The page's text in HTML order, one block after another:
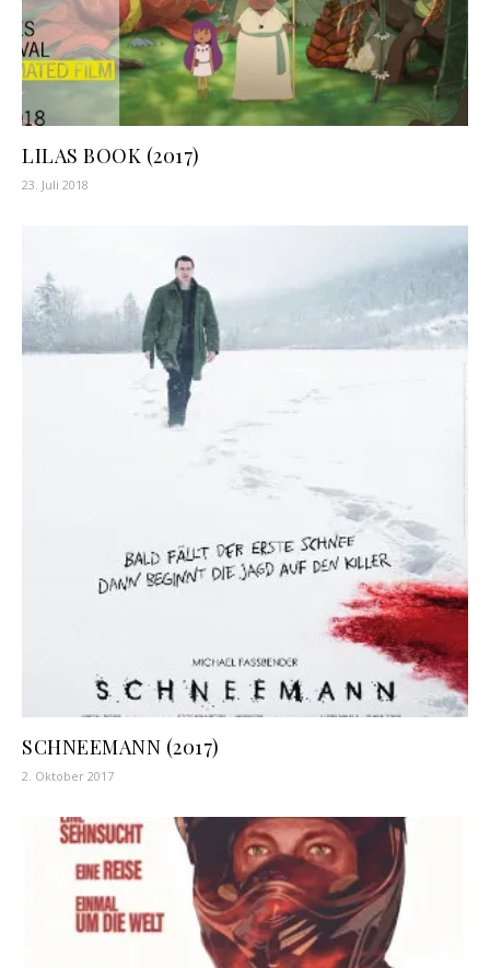
LILAS BOOK (2017)
23. Juli 2018
SCHNEEMANN (2017)
2. Oktober 2017